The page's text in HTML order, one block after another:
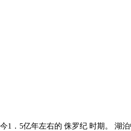
1．5亿年左右的 侏罗纪 时期。 湖泊